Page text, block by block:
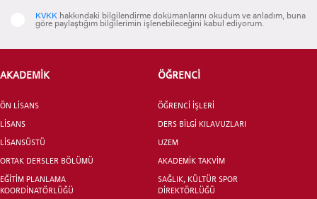
KVKK hakkındaki bilgilendirme dokümanlarını okudum ve anladım, buna
göre paylaştığım bilgilerimin işlenebileceğini kabul ediyorum.
AKADEMİK
ÖN LİSANS
LİSANS
LİSANSÜSTÜ
ORTAK DERSLER BÖLÜMÜ
EĞİTİM PLANLAMA
KOORDİNATÖRLÜĞÜ
ÖĞRENCİ
ÖĞRENCİ İŞLERİ
DERS BİLGİ KILAVUZLARI
UZEM
AKADEMİK TAKVİM
SAĞLIK, KÜLTÜR SPOR
DİREKTÖRLÜĞÜ